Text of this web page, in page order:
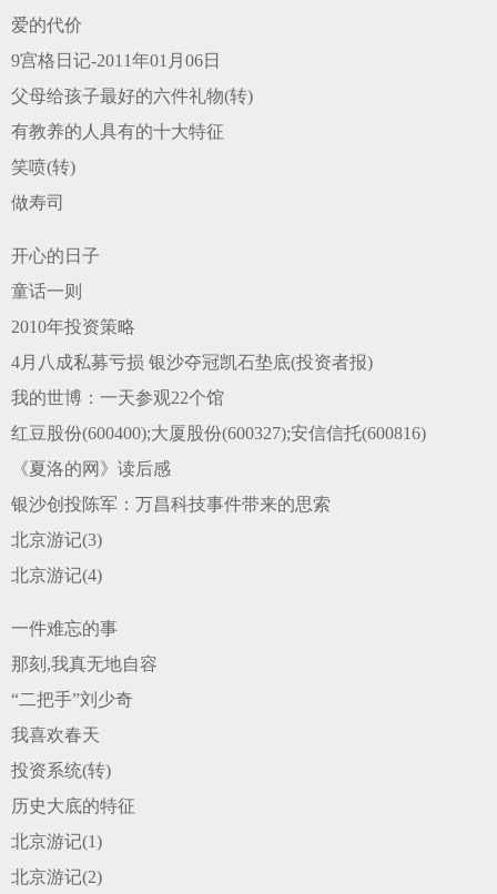
爱的代价
9宫格日记-2011年01月06日
父母给孩子最好的六件礼物(转)
有教养的人具有的十大特征
笑喷(转)
做寿司
开心的日子
童话一则
2010年投资策略
4月八成私募亏损 银沙夺冠凯石垫底(投资者报)
我的世博：一天参观22个馆
红豆股份(600400);大厦股份(600327);安信信托(600816)
《夏洛的网》读后感
银沙创投陈军：万昌科技事件带来的思索
北京游记(3)
北京游记(4)
一件难忘的事
那刻,我真无地自容
“二把手”刘少奇
我喜欢春天
投资系统(转)
历史大底的特征
北京游记(1)
北京游记(2)